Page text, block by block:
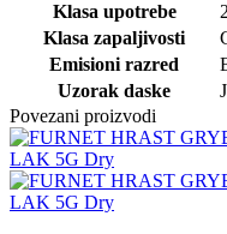
Klasa upotrebe
Klasa zapaljivosti
Emisioni razred
Uzorak daske
Povezani proizvodi